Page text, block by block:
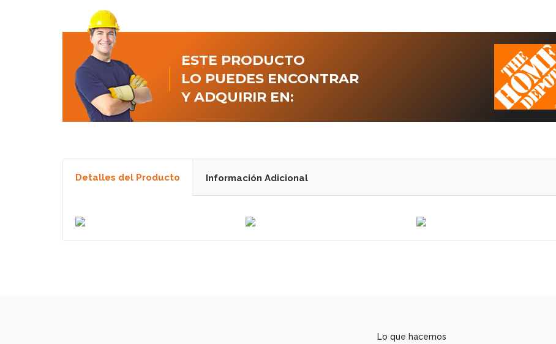
ESTE PRODUCTO
LO PUEDES ENCONTRAR
Y ADQUIRIR EN:
Detalles del Producto Información Adicional
Lo que hacemos